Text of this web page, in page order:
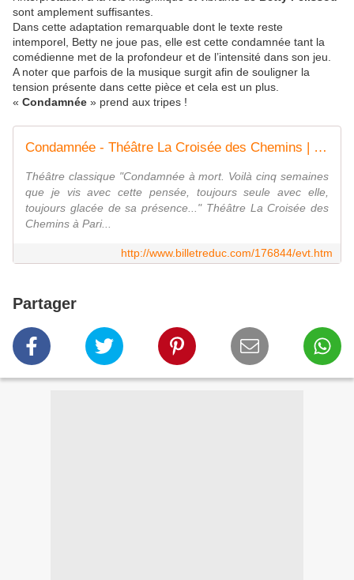
sont amplement suffisantes.
Dans cette adaptation remarquable dont le texte reste
intemporel, Betty ne joue pas, elle est cette condamnée tant la
comédienne met de la profondeur et de l’intensité dans son jeu.
A noter que parfois de la musique surgit afin de souligner la
tension présente dans cette pièce et cela est un plus.
« Condamnée » prend aux tripes !
Condamnée - Théâtre La Croisée des Chemins | BilletReduc.com
Théâtre classique "Condamnée à mort. Voilà cinq semaines
que je vis avec cette pensée, toujours seule avec elle,
toujours glacée de sa présence..." Théâtre La Croisée des
Chemins à Pari...
http://www.billetreduc.com/176844/evt.htm
Partager